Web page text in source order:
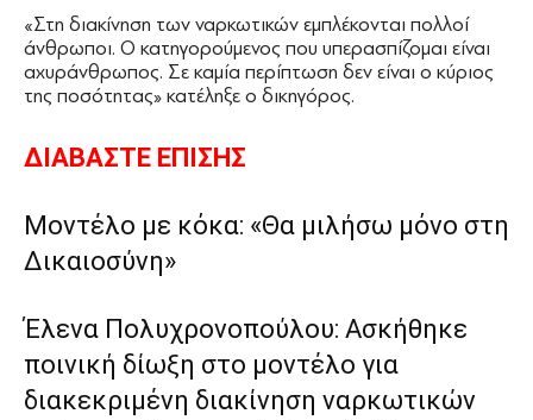
«Στη διακίνηση των ναρκωτικών εμπλέκονται πολλοί
άνθρωποι. Ο κατηγορούμενος που υπερασπίζομαι είναι
αχυράνθρωπος. Σε καμία περίπτωση δεν είναι ο κύριος
της ποσότητας» κατέληξε ο δικηγόρος.
ΔΙΑΒΑΣΤΕ ΕΠΙΣΗΣ
Μοντέλο με κόκα: «Θα μιλήσω μόνο στη
Δικαιοσύνη»
Έλενα Πολυχρονοπούλου: Ασκήθηκε
ποινική δίωξη στο μοντέλο για
διακεκριμένη διακίνηση ναρκωτικών